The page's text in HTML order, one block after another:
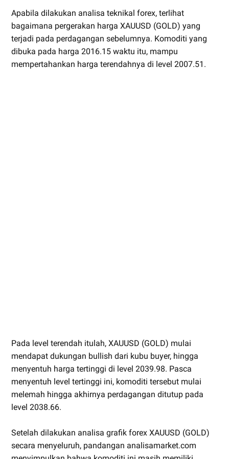
Apabila dilakukan analisa teknikal forex, terlihat
bagaimana pergerakan harga XAUUSD (GOLD) yang
terjadi pada perdagangan sebelumnya. Komoditi yang
dibuka pada harga 2016.15 waktu itu, mampu
mempertahankan harga terendahnya di level 2007.51.
Pada level terendah itulah, XAUUSD (GOLD) mulai
mendapat dukungan bullish dari kubu buyer, hingga
menyentuh harga tertinggi di level 2039.98. Pasca
menyentuh level tertinggi ini, komoditi tersebut mulai
melemah hingga akhirnya perdagangan ditutup pada
level 2038.66.
Setelah dilakukan analisa grafik forex XAUUSD (GOLD)
secara menyeluruh, pandangan analisamarket.com